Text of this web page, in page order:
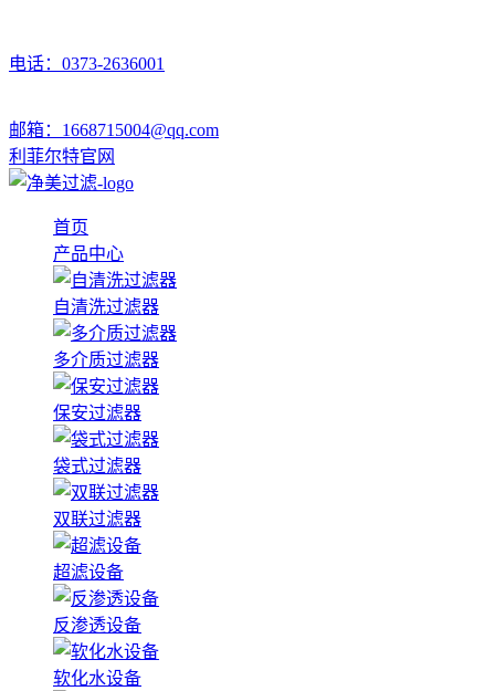
电话：0373-2636001
邮箱：1668715004@qq.com
利菲尔特官网
首页
产品中心
自清洗过滤器
多介质过滤器
保安过滤器
袋式过滤器
双联过滤器
超滤设备
反渗透设备
软化水设备